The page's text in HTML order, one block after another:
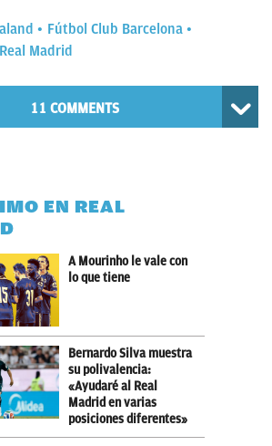
Fútbol Club Barcelona
Real Madrid
11 COMMENTS
EN REAL
A Mourinho le vale con
lo que tiene
Bernardo Silva muestra
su polivalencia:
«Ayudaré al Real
Madrid en varias
posiciones diferentes»